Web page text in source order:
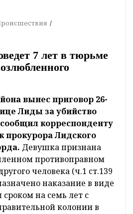
7 лет в тюрьме
вынес приговор 26-
Лиды за убийство
корреспонденту
Лидского
Девушка признана
противоправном
человека (ч.1 ст.139
наказание в виде
на семь лет с
колонии в